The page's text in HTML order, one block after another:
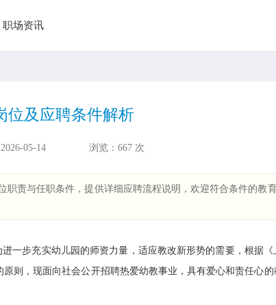
职场资讯
位及应聘条件解析
2026-05-14 浏览：667 次
责与任职条件，提供详细应聘流程说明，欢迎符合条件的教
步充实幼儿园的师资力量，适应教改新形势的需要，根据《
则，现面向社会公开招聘热爱幼教事业，具有爱心和责任心